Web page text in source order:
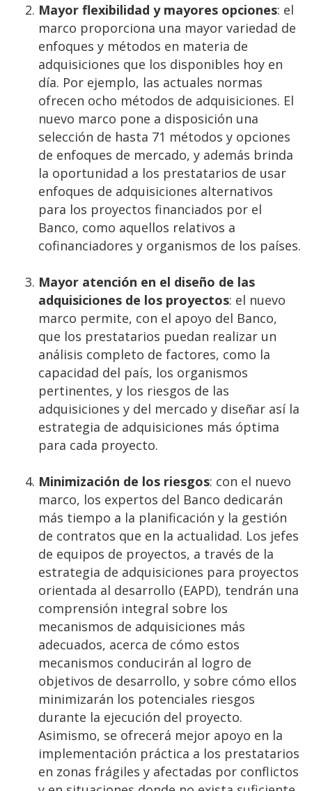
Mayor flexibilidad y mayores opciones: el
marco proporciona una mayor variedad de
enfoques y métodos en materia de
adquisiciones que los disponibles hoy en
día. Por ejemplo, las actuales normas
ofrecen ocho métodos de adquisiciones. El
nuevo marco pone a disposición una
selección de hasta 71 métodos y opciones
de enfoques de mercado, y además brinda
la oportunidad a los prestatarios de usar
enfoques de adquisiciones alternativos
para los proyectos financiados por el
Banco, como aquellos relativos a
cofinanciadores y organismos de los países.
Mayor atención en el diseño de las
adquisiciones de los proyectos: el nuevo
marco permite, con el apoyo del Banco,
que los prestatarios puedan realizar un
análisis completo de factores, como la
capacidad del país, los organismos
pertinentes, y los riesgos de las
adquisiciones y del mercado y diseñar así la
estrategia de adquisiciones más óptima
para cada proyecto.
Minimización de los riesgos: con el nuevo
marco, los expertos del Banco dedicarán
más tiempo a la planificación y la gestión
de contratos que en la actualidad. Los jefes
de equipos de proyectos, a través de la
estrategia de adquisiciones para proyectos
orientada al desarrollo (EAPD), tendrán una
comprensión integral sobre los
mecanismos de adquisiciones más
adecuados, acerca de cómo estos
mecanismos conducirán al logro de
objetivos de desarrollo, y sobre cómo ellos
minimizarán los potenciales riesgos
durante la ejecución del proyecto.
Asimismo, se ofrecerá mejor apoyo en la
implementación práctica a los prestatarios
en zonas frágiles y afectadas por conflictos